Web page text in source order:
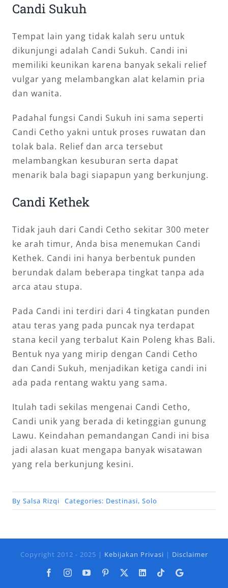
Candi Sukuh
Tempat lain yang tidak kalah seru untuk
dikunjungi adalah Candi Sukuh. Candi ini
memiliki keunikan karena banyak sekali relief
vulgar yang melambangkan alat kelamin pria
dan wanita.
Padahal fungsi Candi Sukuh ini sama seperti
Candi Cetho yakni untuk proses ruwatan dan
tolak bala. Relief dan arca tersebut
melambangkan kesuburan serta dapat
menarik bala bagi siapapun yang berkunjung.
Candi Kethek
Tidak jauh dari Candi Cetho sekitar 300 meter
ke arah timur, Anda bisa menemukan Candi
Kethek. Candi ini hanya berbentuk punden
berundak dalam beberapa tingkat tanpa ada
arca atau stupa.
Pada Candi ini terdiri dari 4 tingkatan punden
atau teras yang pada puncak nya terdapat
stana kecil yang terbalut Kain Poleng khas Bali.
Bentuk nya yang mirip dengan Candi Cetho
dan Candi Sukuh, menjadikan ketiga candi ini
ada pada rentang waktu yang sama.
Itulah tadi sekilas mengenai Candi Cetho,
Candi unik yang berada di ketinggian gunung
Lawu. Keindahan pemandangan Candi ini bisa
jadi alasan kuat mengapa banyak wisatawan
yang rela berkunjung kesini.
By Salsa Rizqi Categories: Destinasi, Solo
Copyright 2012 - 2025 | Kebijakan Privasi | Disclaimer
FacebookInstagramYouTubePinterest LinkedIn
TiktokGoogle